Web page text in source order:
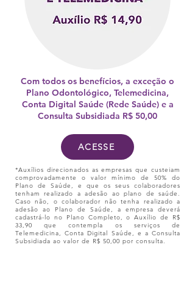
Com todos os benefícios, a exceção o
Plano Odontológico, Telemedicina,
Conta Digital Saúde (Rede Saúde) e a
Consulta Subsidiada R$ 50,00
ACESSE
*Auxílios direcionados as empresas que custeiam
comprovadamente o valor mínimo de 50% do
Plano de Saúde, e que os seus colaboradores
tenham realizado a adesão ao plano de saúde.
Caso não, o colaborador não tenha realizado a
adesão ao Plano de Saúde, a empresa deverá
cadastrá-lo no Plano Completo, o Auxílio de R$
33,90 que contempla os serviços de
Telemedicina, Conta Digital Saúde, e a Consulta
Subsidiada ao valor de R$ 50,00 por consulta.